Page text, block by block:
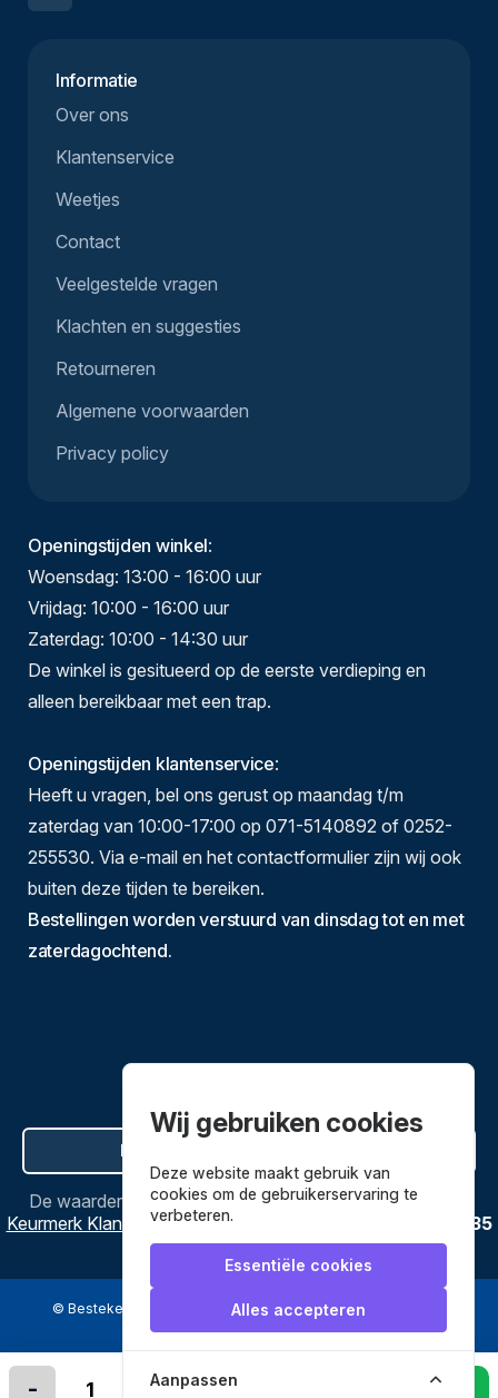
- + In winkelmandje leggen
Informatie
Over ons
Klantenservice
Weetjes
Contact
Veelgestelde vragen
Klachten en suggesties
Retourneren
Algemene voorwaarden
Privacy policy
Openingstijden winkel:
Woensdag: 13:00 - 16:00 uur
Vrijdag: 10:00 - 16:00 uur
Zaterdag: 10:00 - 14:30 uur
De winkel is gesitueerd op de eerste verdieping en
alleen bereikbaar met een trap.
Openingstijden klantenservice:
Heeft u vragen, bel ons gerust op maandag t/m
zaterdag van 10:00-17:00 op 071-5140892 of 0252-
255530. Via e-mail en het contactformulier zijn wij ook
buiten deze tijden te bereiken.
Bestellingen worden verstuurd van dinsdag tot en met
zaterdagochtend.
Hier de overeenkomst ontbinden
De waardering vanBestekenpannen.nlbijWebwinkel
Keurmerk Klantbeoordelingen
3635
reviews.
© Bestekenpannen.nl 2026 een webshop van
Wij gebruiken cookies
Deze website maakt gebruik van
cookies om de gebruikerservaring te
verbeteren.
Essentiële cookies
Alles accepteren
Aanpassen